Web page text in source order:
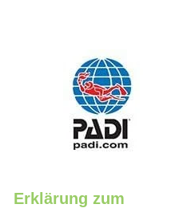
Erklärung zum